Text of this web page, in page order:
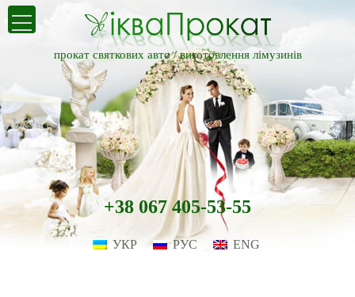
прокат святкових авто /виготовлення лімузинів
+38 067 405-53-55
УКР РУС ENG